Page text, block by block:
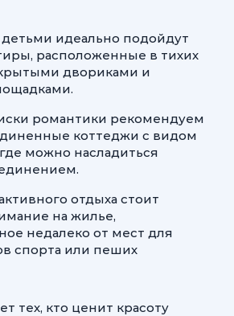
идеально подойдут
расположенные в тихих
двориками и
романтики рекомендуем
коттеджи с видом
можно насладиться
отдыха стоит
на жилье,
недалеко от мест для
спорта или пеших
тех, кто ценит красоту